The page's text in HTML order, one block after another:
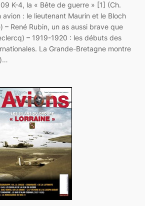
K-4, la « Bête de guerre » [1] (Ch.
avion : le lieutenant Maurin et le Bloch
– René Rubin, un as aussi brave que
– 1919-1920 : les débuts des
La Grande-Bretagne montre